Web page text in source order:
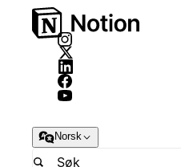
Norsk